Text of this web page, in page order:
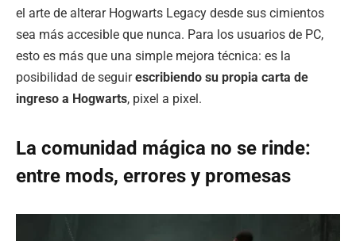
el arte de alterar Hogwarts Legacy desde sus cimientos
sea más accesible que nunca. Para los usuarios de PC,
esto es más que una simple mejora técnica: es la
posibilidad de seguirescribiendo su propia carta de
ingreso a Hogwarts, pixel a pixel.
La comunidad mágica no se rinde:
entre mods, errores y promesas